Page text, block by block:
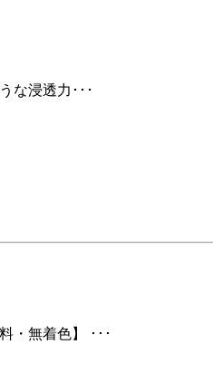
な浸透力･･･
・無着色】 ･･･